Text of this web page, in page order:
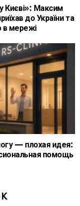
Києві»: Максим
до України та
в мережі
— плохая идея:
помощь